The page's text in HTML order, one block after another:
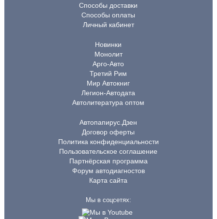
Способы доставки
Способы оплаты
Личный кабинет
Новинки
Монолит
Арго-Авто
Третий Рим
Мир Автокниг
Легион-Автодата
Автолитература оптом
Автопапирус.Дзен
Договор оферты
Политика конфиденциальности
Пользовательское соглашение
Партнёрская программа
Форум автодиагностов
Карта сайта
Мы в соцсетях: